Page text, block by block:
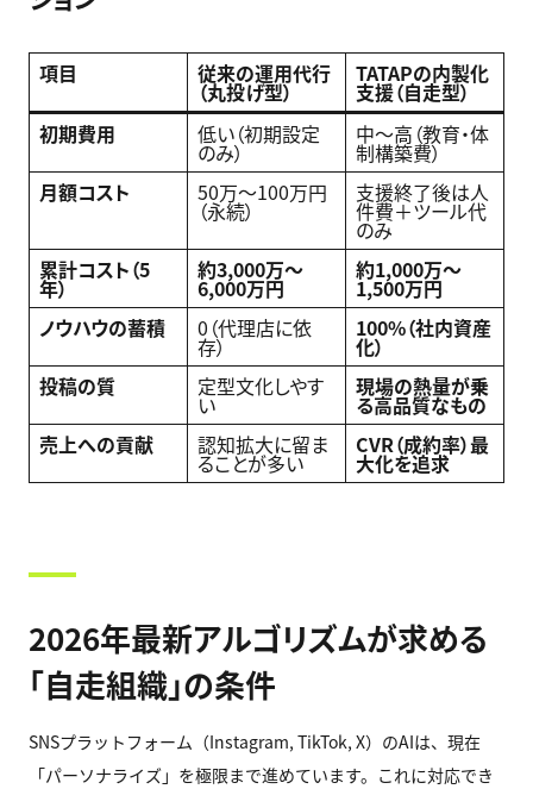
項目 従来の運用代行
（丸投げ型）
TATAPの内製化
支援（自走型）
初期費用
低い（初期設定
のみ）
中〜高（教育・体
制構築費）
月額コスト
50万〜100万円
（永続）
支援終了後は人
件費＋ツール代
のみ
累計コスト（5
年）
約3,000万〜
6,000万円
約1,000万〜
1,500万円
ノウハウの蓄積
0（代理店に依
存）
100%（社内資産
化）
投稿の質
定型文化しやす
い
現場の熱量が乗
る高品質なもの
売上への貢献
認知拡大に留ま
ることが多い
CVR（成約率）最
大化を追求
2026年最新アルゴリズムが求める
「自走組織」の条件
SNSプラットフォーム（Instagram, TikTok, X）のAIは、現在
「パーソナライズ」を極限まで進めています。これに対応でき